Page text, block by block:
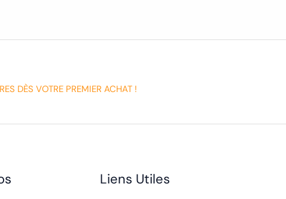
DÈS VOTRE PREMIER ACHAT !
Liens Utiles